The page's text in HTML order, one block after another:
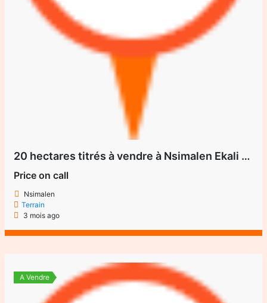
20 hectares titrés à vendre à Nsimalen Ekali (Cho Cho)
Price on call
Nsimalen
Terrain
3 mois ago
A Vendre